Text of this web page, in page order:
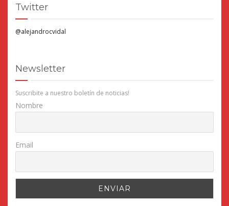
Twitter
@alejandrocvidal
Newsletter
Suscribite a nuestro boletín de noticias!
Nombre
Email